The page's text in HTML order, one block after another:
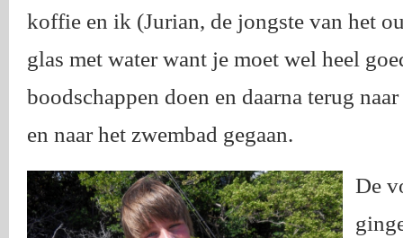
koffie en ik (Jurian, de jongste van het
glas met water want je moet wel heel
boodschappen doen en daarna terug
en naar het zwembad gegaan.
De